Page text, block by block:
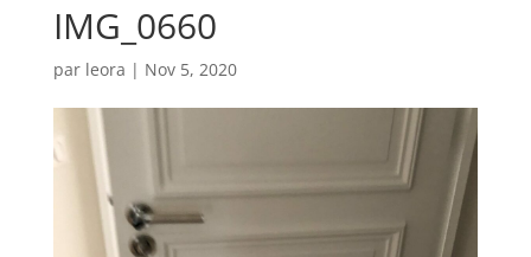
IMG_0660
par leora | Nov 5, 2020